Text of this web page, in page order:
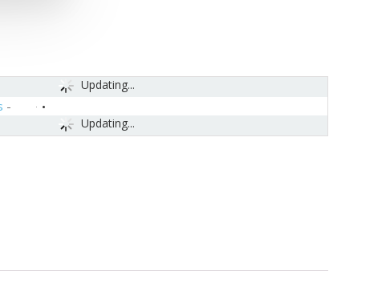
Updating...
Updating...
-